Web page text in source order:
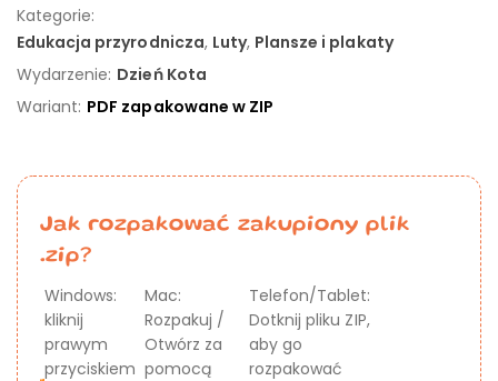
Kategorie:
Edukacja przyrodnicza, Luty, Plansze i plakaty
Wydarzenie: Dzień Kota
Wariant: PDF zapakowane w ZIP
Jak rozpakować zakupiony plik
.zip?
Windows:
kliknij
prawym
przyciskiem
Mac:
Rozpakuj /
Otwórz za
pomocą
Telefon/Tablet:
Dotknij pliku ZIP,
aby go
rozpakować